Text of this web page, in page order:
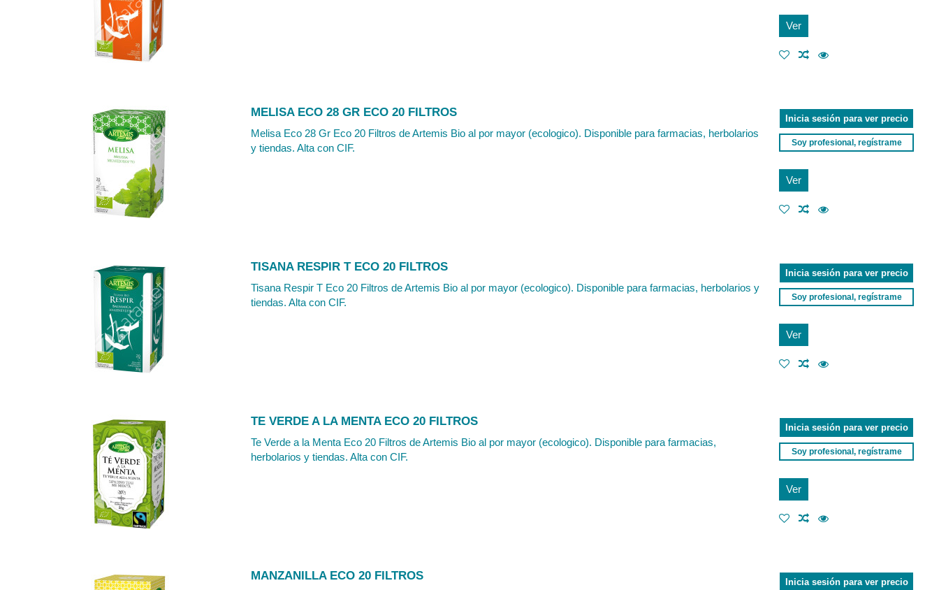
Ver
MELISA ECO 28 GR ECO 20 FILTROS
Melisa Eco 28 Gr Eco 20 Filtros de Artemis Bio al por mayor (ecologico). Disponible para farmacias, herbolarios
y tiendas. Alta con CIF.
Inicia sesión para ver precio
Soy profesional, regístrame
Ver
TISANA RESPIR T ECO 20 FILTROS
Tisana Respir T Eco 20 Filtros de Artemis Bio al por mayor (ecologico). Disponible para farmacias, herbolarios y
tiendas. Alta con CIF.
Inicia sesión para ver precio
Soy profesional, regístrame
Ver
TE VERDE A LA MENTA ECO 20 FILTROS
Te Verde a la Menta Eco 20 Filtros de Artemis Bio al por mayor (ecologico). Disponible para farmacias,
herbolarios y tiendas. Alta con CIF.
Inicia sesión para ver precio
Soy profesional, regístrame
Ver
MANZANILLA ECO 20 FILTROS Inicia sesión para ver precio